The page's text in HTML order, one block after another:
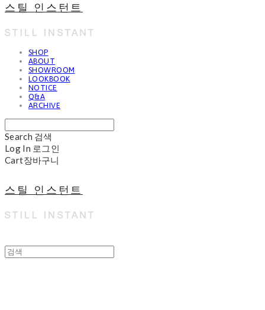
스틸 인스턴트
SHOP
ABOUT
SHOWROOM
LOOKBOOK
NOTICE
Q&A
ARCHIVE
Search 검색
Log In 로그인
Cart장바구니
스틸 인스턴트